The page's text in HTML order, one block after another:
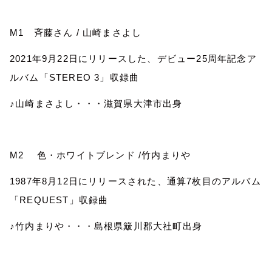
M1 斉藤さん / 山崎まさよし
2021年9 月 22日にリリースした、デビュー25周年記念ア
ルバム「STEREO 3 」収録曲
♪山崎まさよし・・・滋賀県大津市出身
M2 色・ホワイトブレンド /竹内まりや
1987年8 月 12日にリリースされた、通算7枚目のアルバム
「REQUEST 」収録曲
♪竹内まりや・・・島根県簸川郡大社町出身